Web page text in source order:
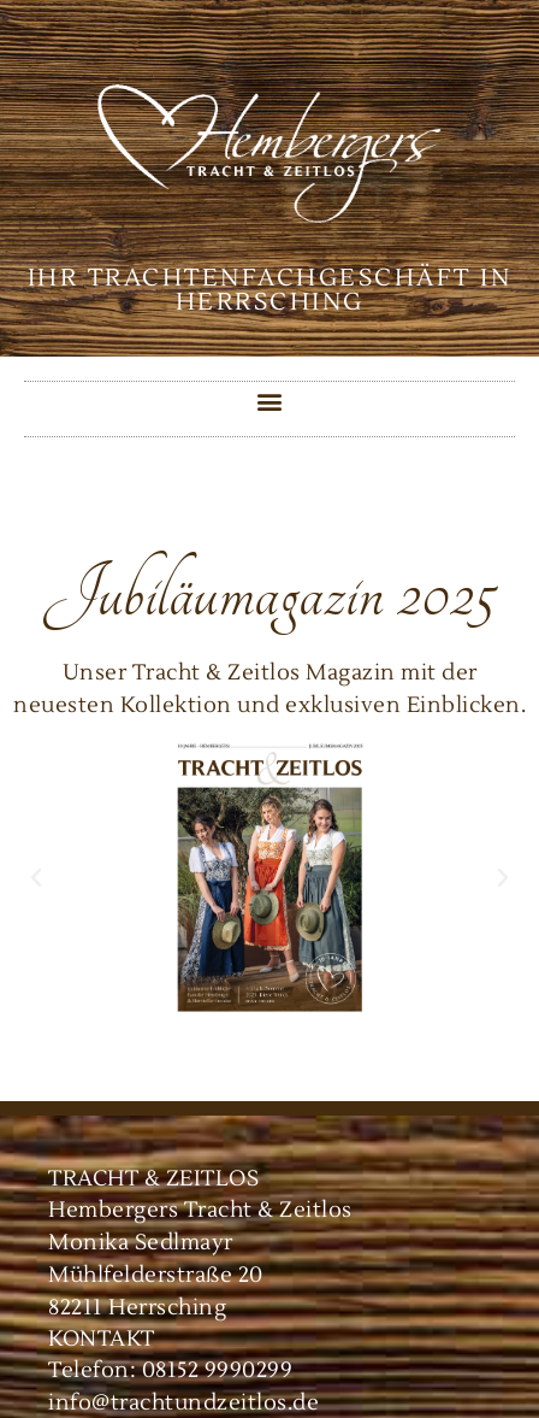
springen
IHR TRACHTENFACHGESCHÄFT IN
HERRSCHING
Jubiläumagazin 2025
Unser Tracht & Zeitlos Magazin mit der
neuesten Kollektion und exklusiven Einblicken.
TRACHT & ZEITLOS
Hembergers Tracht & Zeitlos
Monika Sedlmayr
Mühlfelderstraße 20
82211 Herrsching
KONTAKT
Telefon: 08152 9990299
info@trachtundzeitlos.de